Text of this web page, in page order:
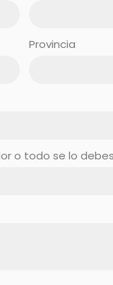
Provincia
o todo se lo